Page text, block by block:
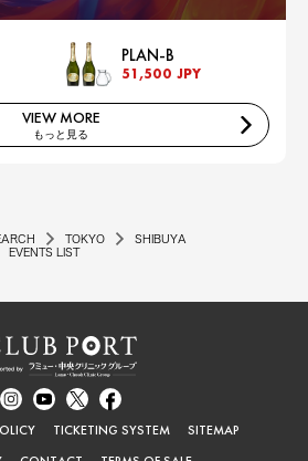
PLAN-B
51,500 JPY
VIEW MORE
もっと見る
TOKYO
SHIBUYA
EVENTS LIST
TICKETING SYSTEM
SITEMAP